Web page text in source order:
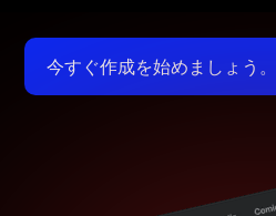
今すぐ作成を始めましょう